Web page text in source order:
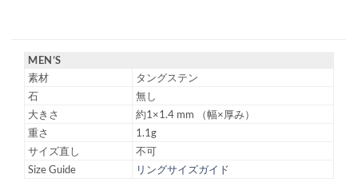
MEN’S
素材
タングステン
石
無し
大きさ
約1×1.4 mm （幅×厚み）
重さ
1.1g
サイズ直し
不可
Size Guide
リングサイズガイド